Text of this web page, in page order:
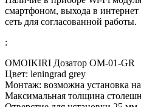
смартфоном, выхода в
сеть для согласованной работы.
:
OMOIKIRI Дозатор OM-01-GR
Цвет: leningrad grey
Монтаж: возможна установка
Максимальная толщина